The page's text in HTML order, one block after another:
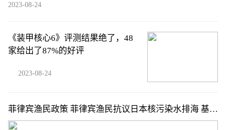
2023-08-24
《装甲核心6》评测结果绝了，48
家给出了87%的好评
2023-08-24
菲律宾渔民政策 菲律宾渔民抗议日本核污染水排海 基本
情况讲解